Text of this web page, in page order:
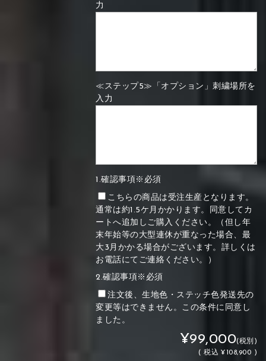
力
≪ステップ5≫「オプション」刺繍場所を
入力
1.確認事項※必須
こちらの商品は受注生産となります。
通常は約1.5ケ月かかります。同意してカ
ートへ追加しご購入ください。（但し年
末年始等の大型連休が重なった場合、最
大3月かかる場合がございます。詳しくは
お電話にてご連絡ください。）
2.確認事項※必須
注文後、生地色・ステッチ色発送先の
変更等はできません。この条件に同意し
ました。
¥99,000(税別)
(税込 ¥108,900 )